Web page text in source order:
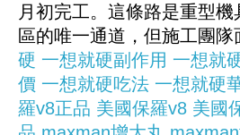
月初完工。這條路是重型
區的唯一通道，但施工團隊
硬 一想就硬副作用 一想就
價 一想就硬吃法 一想就硬
羅v8正品 美國保羅v8 美國